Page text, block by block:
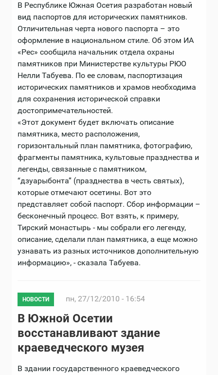
В Республике Южная Осетия разработан новый
вид паспортов для исторических памятников.
Отличительная черта нового паспорта – это
оформление в национальном стиле. Об этом ИА
«Рес» сообщила начальник отдела охраны
памятников при Министерстве культуры РЮО
Нелли Табуева. По ее словам, паспортизация
исторических памятников и храмов необходима
для сохранения исторической справки
достопримечательностей.
«Этот документ будет включать описание
памятника, место расположения,
горизонтальный план памятника, фотографию,
фрагменты памятника, культовые празднества и
легенды, связанные c памятником,
“дзуарыбонта” (празднества в честь святых),
которые отмечают осетины. Вот это
представляет собой паспорт. Сбор информации –
бесконечный процесс. Вот взять, к примеру,
Тирский монастырь - мы собрали его легенду,
описание, сделали план памятника, а еще можно
узнавать из разных источников дополнительную
информацию», - сказала Табуева.
НОВОСТИ пн, 27/12/2010 - 16:54
В Южной Осетии
восстанавливают здание
краеведческого музея
В здании государственного краеведческого